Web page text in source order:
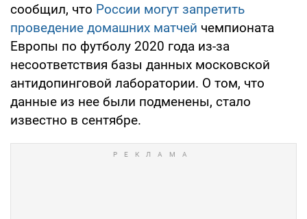
сообщил, что России могут запретить
проведение домашних матчей чемпионата
Европы по футболу 2020 года из-за
несоответствия базы данных московской
антидопинговой лаборатории. О том, что
данные из нее были подменены, стало
известно в сентябре.